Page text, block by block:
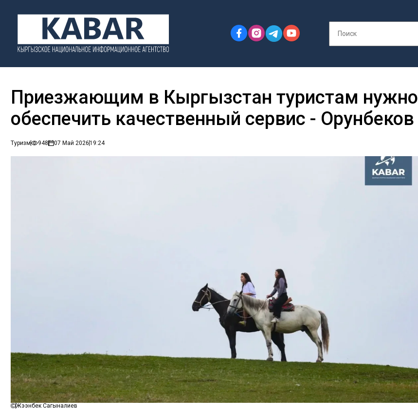
Приезжающим в Кыргызстан туристам нужно
обеспечить качественный сервис - Орунбеков
Туризм 948 07 Май 202619:24
Жээнбек Сагыналиев